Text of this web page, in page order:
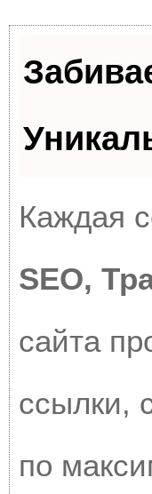
Каждая
SEO,
сайта
ссылки,
по